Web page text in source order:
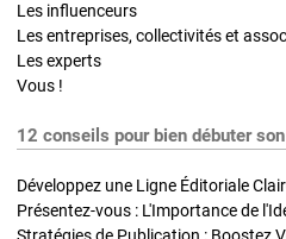
Les influenceurs
Les entreprises, collectivités et
Les experts
Vous !
12 conseils pour bien débuter
Développez une Ligne Éditoriale
Présentez-vous : L'Importance de